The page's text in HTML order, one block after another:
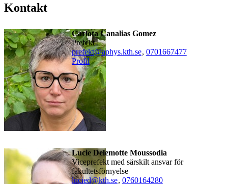
Kontakt
Carlota Canalias Gomez
Prefekt
prefekt@aphys.kth.se, 0701667477
Profil
Lucie Delemotte Moussodia
Viceprefekt med särskilt ansvar för
fakultetsförnyelse
lucied@kth.se, 0760164280